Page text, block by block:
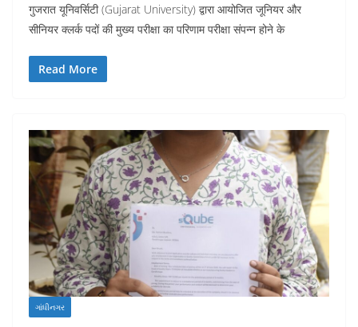
गुजरात यूनिवर्सिटी (Gujarat University) द्वारा आयोजित जूनियर और
सीनियर क्लर्क पदों की मुख्य परीक्षा का परिणाम परीक्षा संपन्न होने के
Read More
ગાંધીનગર